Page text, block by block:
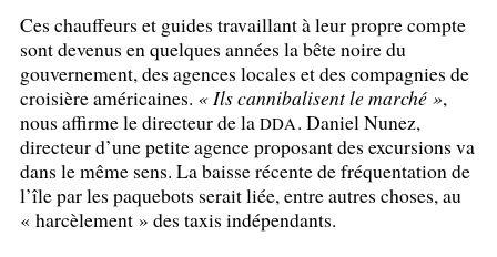
Ces chauffeurs et guides travaillant à leur propre compte
sont devenus en quelques années la bête noire du
gouvernement, des agences locales et des compagnies de
croisière américaines. « Ils cannibalisent le marché »,
nous affirme le directeur de la DDA. Daniel Nunez,
directeur d’une petite agence proposant des excursions va
dans le même sens. La baisse récente de fréquentation de
l’île par les paquebots serait liée, entre autres choses, au
« harcèlement » des taxis indépendants.